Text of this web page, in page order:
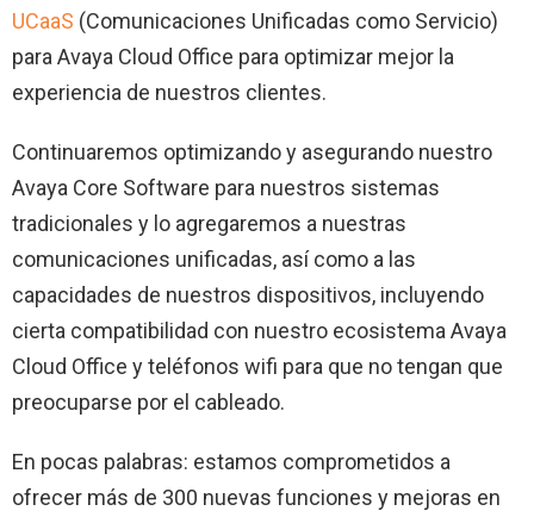
UCaaS (Comunicaciones Unificadas como Servicio)
para Avaya Cloud Office para optimizar mejor la
experiencia de nuestros clientes.
Continuaremos optimizando y asegurando nuestro
Avaya Core Software para nuestros sistemas
tradicionales y lo agregaremos a nuestras
comunicaciones unificadas, así como a las
capacidades de nuestros dispositivos, incluyendo
cierta compatibilidad con nuestro ecosistema Avaya
Cloud Office y teléfonos wifi para que no tengan que
preocuparse por el cableado.
En pocas palabras: estamos comprometidos a
ofrecer más de 300 nuevas funciones y mejoras en